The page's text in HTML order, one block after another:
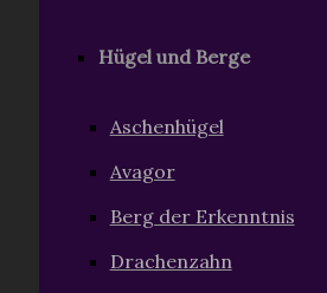
Hügel und Berge
Aschenhügel
Avagor
Berg der Erkenntnis
Drachenzahn